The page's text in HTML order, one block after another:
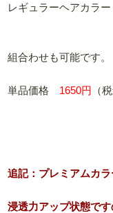
レギュラーヘアカラー
組合わせも可能です。
単品価格 1650円 （
追記：プレミアムカ
浸透力アップ状態で